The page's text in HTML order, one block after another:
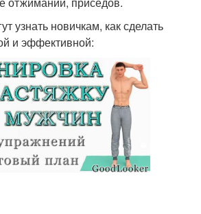
узнать новичкам, как сделать
и эффективной: